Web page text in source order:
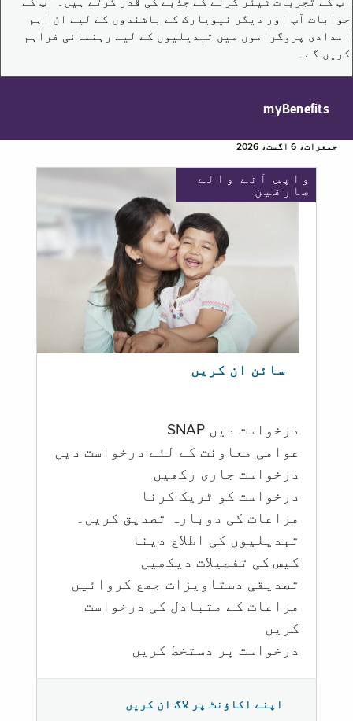
جوابات آپ اور دیگر نیویارک کے باشندوں کے لیے ان اہم
امدادی پروگراموں میں تبدیلیوں کے لیے رہنمائی فراہم
کریں گے۔
myBenefits
جمعرات، 6 اگست، 2026
واپس آنے والے
صارفین
سائن ان کریں
درخواست دیں SNAP
عوامی معاونت کے لئے درخواست دیں
درخواست جاری رکھیں
درخواست کو ٹریک کرنا
مراعات کی دوبارہ تصدیق کریں۔
تبدیلیوں کی اطلاع دینا
کیس کی تفصیلات دیکھیں
تصدیقی دستاویزات جمع کروائیں
مراعات کے متبادل کی درخواست
کریں
درخواست پر دستخط کریں
اپنے اکاؤنٹ پر لاگ ان کریں